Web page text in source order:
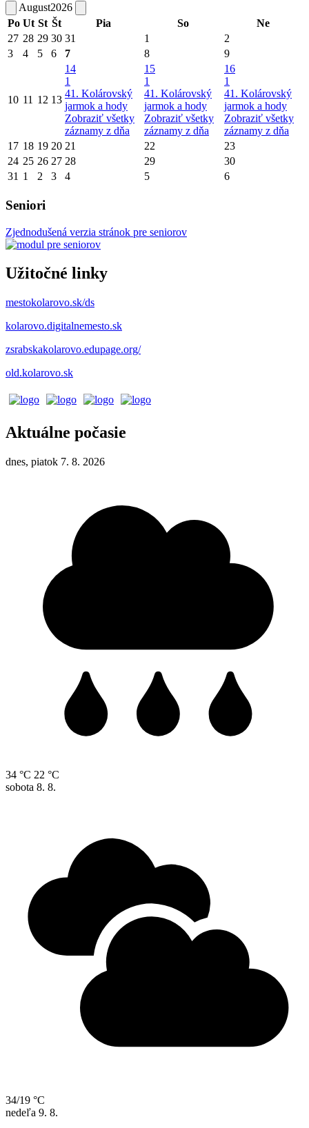
August2026
Po Ut St Št Pia So
Ne
27 28 29 30 31 1
2
3
4 5 6 7 8 9
10 11 12 13
14
1
41. Kolárovský
jarmok a hody
Zobraziť všetky
záznamy z dňa
15
1
41. Kolárovský
jarmok a hody
Zobraziť všetky
záznamy z dňa
16
1
41. Kolárovský
jarmok a hody
Zobraziť všetky
záznamy z dňa
17 18 19 20 21 22
23
24 25 26 27 28 29
30
31 1 2 3 4 5 6
Seniori
Zjednodušená verzia stránok pre seniorov
Užitočné linky
mestokolarovo.sk/ds
kolarovo.digitalnemesto.sk
zsrabskakolarovo.edupage.org/
old.kolarovo.sk
Aktuálne počasie
dnes, piatok 7. 8. 2026
34 °C 22 °C
sobota 8. 8.
34/19 °C
nedeľa 9. 8.